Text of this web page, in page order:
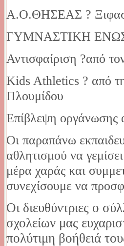
Α.Ο.ΘΗΣΕΑΣ ?
ΓΥΜΝΑΣΤΙΚΗ
Αντισφαίριση ?από
Kids Athletics ? από
Πλουμίδου
Επίβλεψη οργάνωσης
Οι παραπάνω
αθλητισμού να
μέρα χαράς και
συνεχίσουμε να
Οι διευθύντριες ο
σχολείων μας
πολύτιμη βοήθειά